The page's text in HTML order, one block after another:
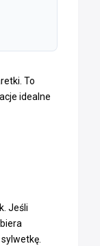
To
idealne
Jeśli